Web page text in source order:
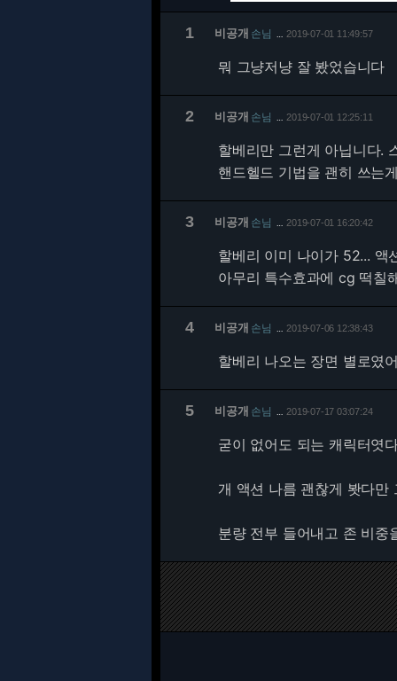
1 비공개 손님 2019-07-01 11:49:57
뭐 그냥저냥 잘 봤었습니다
2 비공개 손님 2019-07-01 12:25:11
할베리만 그런게 아닙니다.
핸드헬드 기법을 괜히 쓰는
3 비공개 손님 2019-07-01 16:20:42
할베리 이미 나이가 52... 액
아무리 특수효과에 cg 떡칠
4 비공개 손님 2019-07-06 12:38:43
할베리 나오는 장면 별로였
5 비공개 손님 2019-07-17 03:07:24
굳이 없어도 되는 캐릭터엿
개 액션 나름 괜찮게 봣다만
분량 전부 들어내고 존 비중